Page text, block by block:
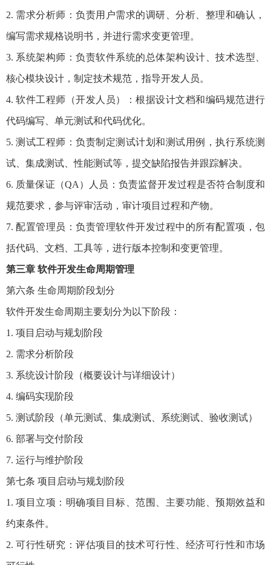
2. 需求分析师：负责用户需求的调研、分析、整理和确认，
编写需求规格说明书，并进行需求变更管理。
3. 系统架构师：负责软件系统的总体架构设计、技术选型、
核心模块设计，制定技术规范，指导开发人员。
4. 软件工程师（开发人员）：根据设计文档和编码规范进行
代码编写、单元测试和代码优化。
5. 测试工程师：负责制定测试计划和测试用例，执行系统测
试、集成测试、性能测试等，提交缺陷报告并跟踪解决。
6. 质量保证（QA）人员：负责监督开发过程是否符合制度和
规范要求，参与评审活动，审计项目过程和产物。
7. 配置管理员：负责管理软件开发过程中的所有配置项，包
括代码、文档、工具等，进行版本控制和变更管理。
第三章 软件开发生命周期管理
第六条 生命周期阶段划分
软件开发生命周期主要划分为以下阶段：
1. 项目启动与规划阶段
2. 需求分析阶段
3. 系统设计阶段（概要设计与详细设计）
4. 编码实现阶段
5. 测试阶段（单元测试、集成测试、系统测试、验收测试）
6. 部署与交付阶段
7. 运行与维护阶段
第七条 项目启动与规划阶段
1. 项目立项：明确项目目标、范围、主要功能、预期效益和
约束条件。
2. 可行性研究：评估项目的技术可行性、经济可行性和市场